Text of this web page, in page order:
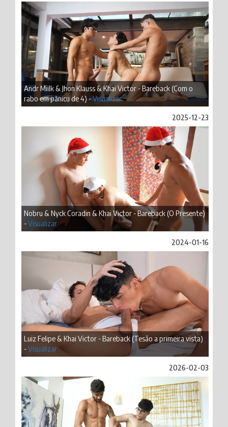
Andr Miilk & Jhon Klauss & Khai Victor - Bareback (Com o
rabo em pânicu de 4) -Visualizar
2025-12-23
Nobru & Nyck Coradin & Khai Victor - Bareback (O Presente)
-Visualizar
2024-01-16
Luiz Felipe & Khai Victor - Bareback (Tesão a primeira vista)
-Visualizar
2026-02-03